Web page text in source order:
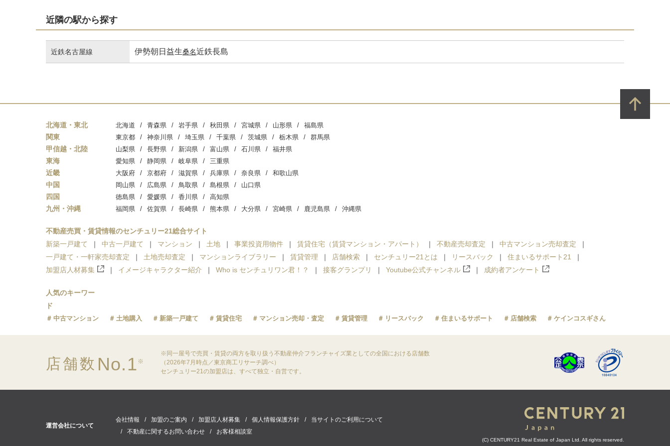
近隣の駅から探す
近鉄名古屋線 伊勢朝日 益生桑名近鉄長島
北海道・東北 北海道 青森県 岩手県 秋田県 宮城県 山形県 福島県
関東 東京都 神奈川県 埼玉県 千葉県 茨城県 栃木県 群馬県
甲信越・北陸 山梨県 長野県 新潟県 富山県 石川県 福井県
東海 愛知県 静岡県 岐阜県 三重県
近畿 大阪府 京都府 滋賀県 兵庫県 奈良県 和歌山県
中国 岡山県 広島県 鳥取県 島根県 山口県
四国 徳島県 愛媛県 香川県 高知県
九州・沖縄 福岡県 佐賀県 長崎県 熊本県 大分県 宮崎県 鹿児島県 沖縄県
不動産売買・賃貸情報のセンチュリー21総合サイト
新築一戸建て
中古一戸建て マンション 土地 事業投資用物件 賃貸住宅（賃貸マンション・アパート） 不動産売却査定
中古マンション売却査定
一戸建て・一軒家売却査定
土地売却査定 マンションライブラリー 賃貸管理 店舗検索 センチュリー21とは リースバック
住まいるサポート21
加盟店人材募集
イメージキャラクター紹介 Who is センチュリワン君！？ 接客グランプリ Youtube公式チャンネル 成約者アンケート
人気のキーワー
ド
中古マンション 土地購入 新築一戸建て 賃貸住宅 マンション売却・査定 賃貸管理 リースバック 住まいるサポート 店舗検索 ケインコスギさん
店舗数 No.1 ※
※同一屋号で売買・賃貸の両方を取り扱う不動産仲介フランチャイズ業としての全国における店舗数
（2026年7月時点／東京商工リサーチ調べ）
センチュリー21の加盟店は、すべて独立・自営です。
運営会社について
会社情報 加盟のご案内 加盟店人材募集 個人情報保護方針
当サイトのご利用について
不動産に関するお問い合わせ
お客様相談室
(C) CENTURY21 Real Estate of Japan Ltd. All rights reserved.